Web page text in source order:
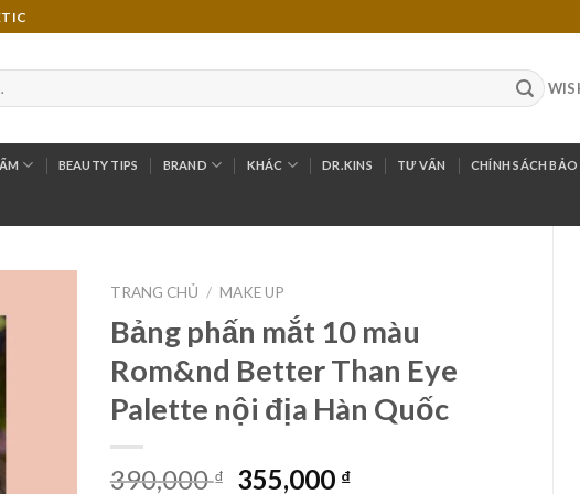
BEAUTY TIPS BRAND KHÁC DR.KINS TƯ VẤN CHÍNH SÁCH
TRANG CHỦ / MAKE UP
Bảng phấn mắt 10 màu
Rom&nd Better Than Eye
Palette nội địa Hàn Quốc
390,000₫ 355,000 ₫